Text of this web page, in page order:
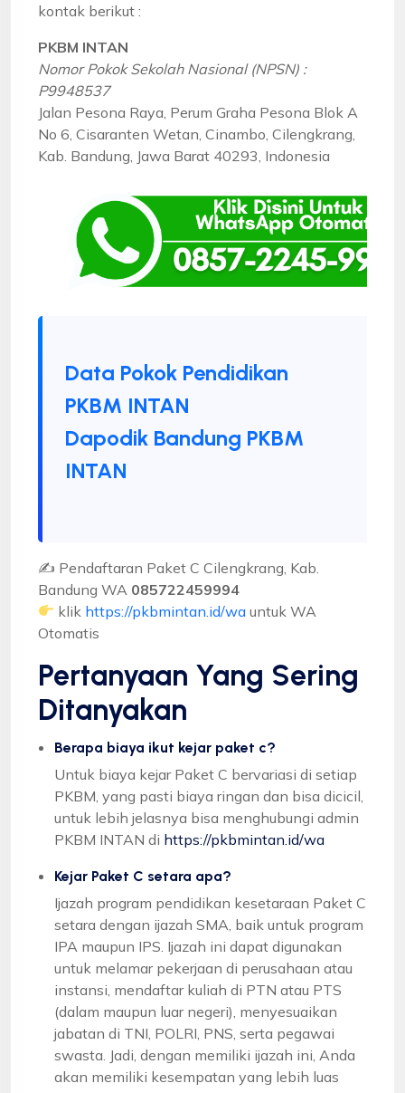
kontak berikut :
PKBM INTAN
Nomor Pokok Sekolah Nasional (NPSN) :
P9948537
Jalan Pesona Raya, Perum Graha Pesona Blok A
No 6, Cisaranten Wetan, Cinambo, Cilengkrang,
Kab. Bandung, Jawa Barat 40293, Indonesia
Data Pokok Pendidikan
PKBM INTAN
Dapodik Bandung PKBM
INTAN
✍ Pendaftaran Paket C Cilengkrang, Kab.
Bandung WA 085722459994
klik https://pkbmintan.id/wa untuk WA
Otomatis
Pertanyaan Yang Sering
Ditanyakan
Berapa biaya ikut kejar paket c?
Untuk biaya kejar Paket C bervariasi di setiap
PKBM, yang pasti biaya ringan dan bisa dicicil,
untuk lebih jelasnya bisa menghubungi admin
PKBM INTAN di https://pkbmintan.id/wa
Kejar Paket C setara apa?
Ijazah program pendidikan kesetaraan Paket C
setara dengan ijazah SMA, baik untuk program
IPA maupun IPS. Ijazah ini dapat digunakan
untuk melamar pekerjaan di perusahaan atau
instansi, mendaftar kuliah di PTN atau PTS
(dalam maupun luar negeri), menyesuaikan
jabatan di TNI, POLRI, PNS, serta pegawai
swasta. Jadi, dengan memiliki ijazah ini, Anda
akan memiliki kesempatan yang lebih luas